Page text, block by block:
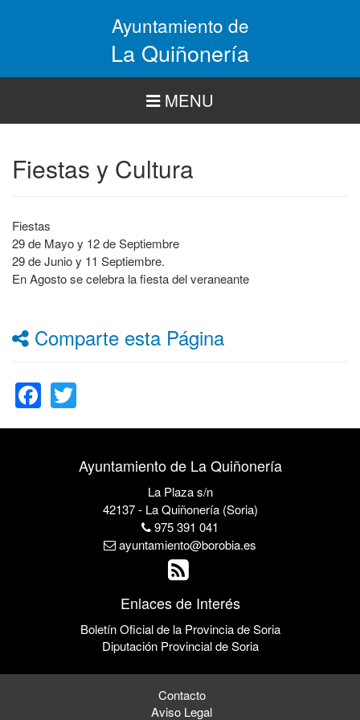
Ayuntamiento de
La Quiñonería
MENU
Fiestas y Cultura
Fiestas
29 de Mayo y 12 de Septiembre
29 de Junio y 11 Septiembre.
En Agosto se celebra la fiesta del veraneante
Comparte esta Página
Facebook
Ayuntamiento de La Quiñonería
La Plaza s/n
42137 - La Quiñonería (Soria)
975 391 041
ayuntamiento@borobia.es
Enlaces de Interés
Boletín Oficial de la Provincia de Soria
Diputación Provincial de Soria
Contacto
Aviso Legal